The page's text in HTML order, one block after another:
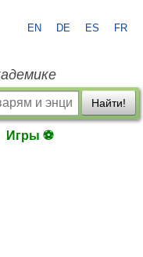
EN DE ES FR
Найти!
Игры ⚽